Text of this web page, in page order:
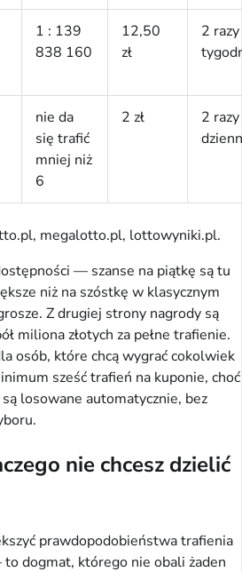
1 : 139
838 160
12,50
zł
2
nie da
się trafić
mniej niż
6
2 zł
2 razy
megalotto.pl, lottowyniki.pl.
— szanse na piątkę są tu
niż na szóstkę w klasycznym
Z drugiej strony nagrody są
miliona złotych za pełne trafienie.
osób, które chcą wygrać cokolwiek
sześć trafień na kuponie, choć
losowane automatycznie, bez
nie chcesz dzielić
prawdopodobieństwa trafienia
dogmat, którego nie obali żaden